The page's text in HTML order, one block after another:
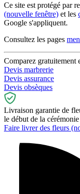
Ce site est protégé par
(nouvelle fenêtre) et les
Google s'appliquent.
Consultez les pages
Comparez gratuitement
Devis marbrerie
Devis assurance
Devis obsèques
Livraison garantie de
le début de la
Faire livrer des fleurs